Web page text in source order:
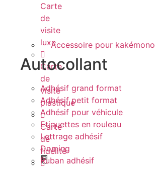
Carte
de
visite
luxe
Carte
de
visite
plastique
Carte
de
fidélité
Accessoire pour kakémono
Autocollant
Adhésif grand format
Adhésif petit format
Adhésif pour véhicule
Etiquettes en rouleau
Lettrage adhésif
Doming
Ruban adhésif